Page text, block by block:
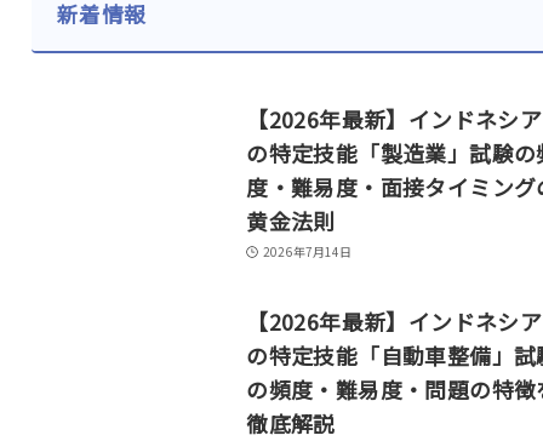
新着情報
【2026年最新】インドネシ
の特定技能「製造業」試験の
度・難易度・面接タイミング
黄金法則
2026年7月14日
【2026年最新】インドネシ
の特定技能「自動車整備」試
の頻度・難易度・問題の特徴
徹底解説